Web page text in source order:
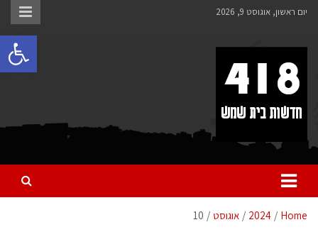
לתוכן
יום ראשון, אוגוסט 9, 2026
418 – חדשות בית שמש
כל מה שחדש ומעניין בבית שמש בכלל והחרדית בפרט
Home
2024 אוגוסט 10